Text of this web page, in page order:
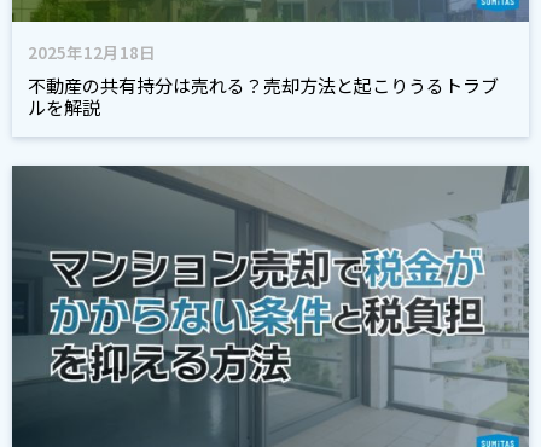
2025年12月18日
不動産の共有持分は売れる？売却方法と起こりうるトラブ
ルを解説